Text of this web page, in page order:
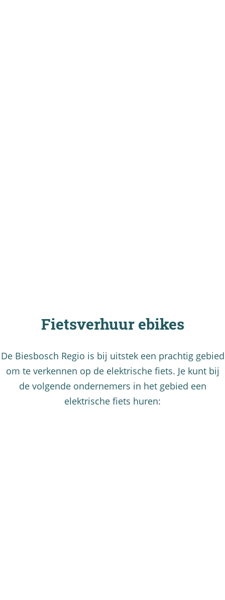
Fietsverhuur ebikes
De Biesbosch Regio is bij uitstek een prachtig gebied
om te verkennen op de elektrische fiets. Je kunt bij
de volgende ondernemers in het gebied een
elektrische fiets huren: